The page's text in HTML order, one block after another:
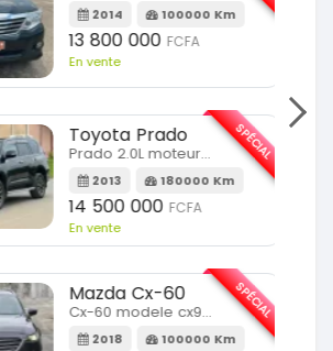
2014 100000 Km
13 800 000FCFA
En vente
Toyota Prado
Prado 2.0L moteur d4d
2013 180000 Km
14 500 000FCFA
En vente
SPÉCIAL
Mazda Cx-60
Cx-60 modele cx9 full option
2018 100000 Km
SPÉCIAL